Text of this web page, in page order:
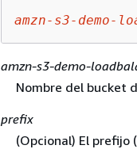
amzn-s3-demo-
amzn-s3-demo-
Nombre del bucket
prefix
(Opcional) El prefijo